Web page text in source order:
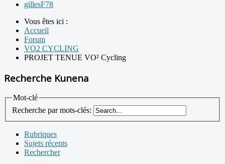
gillesF78
Vous êtes ici :
Accueil
Forum
VO2 CYCLING
PROJET TENUE VO² Cycling
Recherche Kunena
Mot-clé
Recherche par mots-clés:
Rubriques
Sujets récents
Rechercher